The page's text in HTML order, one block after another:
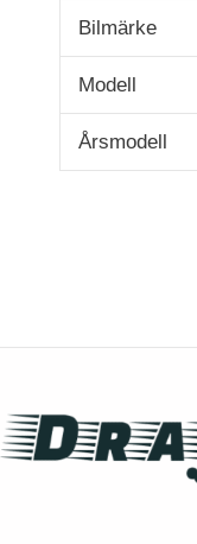
Bilmärke
Modell
Årsmodell